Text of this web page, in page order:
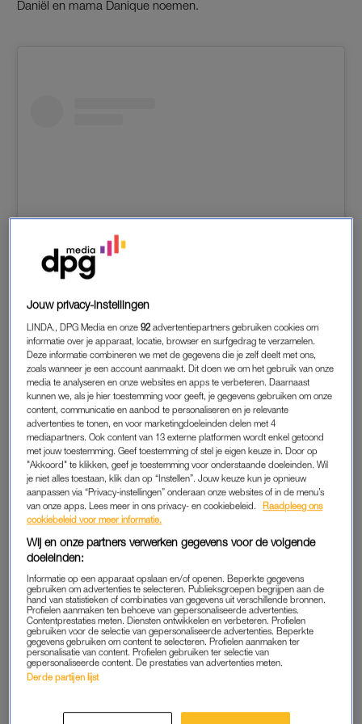
Daniël en mama Danique noemen.
View this post on Instagram
A post shared by Daniel Zuiddam (@danielzuiddam)
ILLYA EN SYLWIA
We zagen het misschien al een beetje aankomen, maar het is
nog steeds helemaal aan: de twee vormen nog altijd een stel.
en lijken daar helemaal op hun plek. Hoewel Sylwia al stiekem
Jouw privacy-instellingen
LINDA., DPG Media en onze92 advertentiepartners gebruiken cookies om
informatie over je apparaat, locatie, browser en surfgedrag te verzamelen.
Deze informatie combineren we met de gegevens die je zelf deelt met ons,
zoals wanneer je een account aanmaakt. Dit doen we om het gebruik van onze
media te analyseren en onze websites en apps te verbeteren. Daarnaast
kunnen we, als je hier toestemming voor geeft, je gegevens gebruiken om onze
content, communicatie en aanbod te personaliseren en je relevante
advertenties te tonen, en voor marketingdoeleinden delen met 4
mediapartners. Ook content van 13 externe platformen wordt enkel getoond
met jouw toestemming. Geef toestemming of stel je eigen keuze in. Door op
"Akkoord" te klikken, geef je toestemming voor onderstaande doeleinden. Wil
je niet alles toestaan, klik dan op “Instellen”. Jouw keuze kun je opnieuw
aanpassen via “Privacy-instellingen” onderaan onze websites of in de menu’s
van onze apps. Lees meer in ons privacy- en cookiebeleid.
Raadpleeg ons
cookiebeleid voor meer informatie.
Wij en onze partners verwerken gegevens voor de volgende
doeleinden:
Informatie op een apparaat opslaan en/of openen. Beperkte gegevens
gebruiken om advertenties te selecteren. Publieksgroepen begrijpen aan de
hand van statistieken of combinaties van gegevens uit verschillende bronnen.
Profielen aanmaken ten behoeve van gepersonaliseerde advertenties.
Contentprestaties meten. Diensten ontwikkelen en verbeteren. Profielen
gebruiken voor de selectie van gepersonaliseerde advertenties. Beperkte
gegevens gebruiken om content te selecteren. Profielen aanmaken ter
personalisatie van content. Profielen gebruiken ter selectie van
gepersonaliseerde content. De prestaties van advertenties meten.
Derde partijen lijst